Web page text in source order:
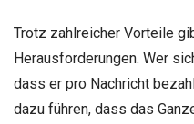
Trotz zahlreicher Vorteile
Herausforderungen. Wer
dass er pro Nachricht
dazu führen, dass das